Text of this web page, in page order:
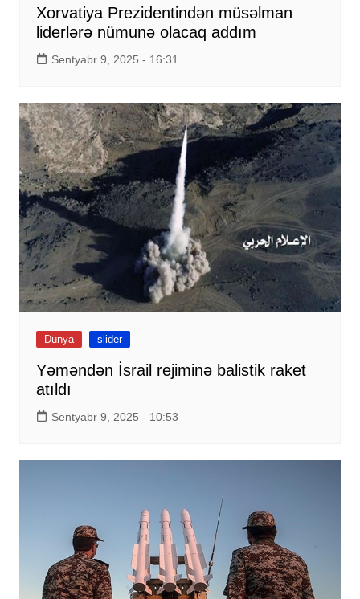
Xorvatiya Prezidentindən müsəlman
liderlərə nümunə olacaq addım
Sentyabr 9, 2025 - 16:31
Dünya slider
Yəməndən İsrail rejiminə balistik raket
atıldı
Sentyabr 9, 2025 - 10:53